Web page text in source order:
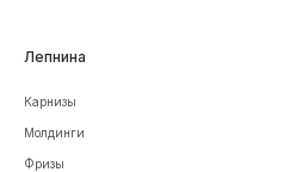
Лепнина
Карнизы
Молдинги
Фризы